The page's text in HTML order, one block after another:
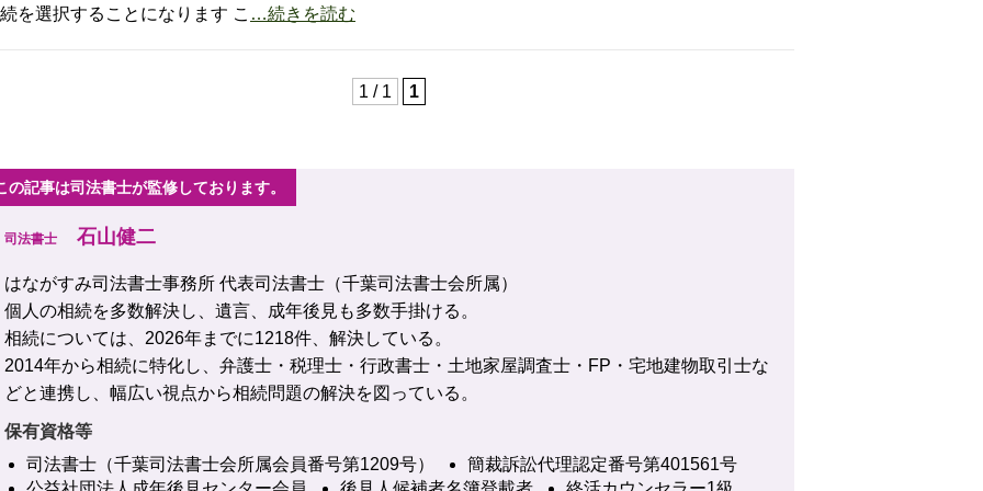
を選択することになります こ …続きを読む
1 / 1 1
の記事は司法書士が監修しております。
司法書士 石山健二
はながすみ司法書士事務所 代表司法書士（千葉司法書士会所属）
個人の相続を多数解決し、遺言、成年後見も多数手掛ける。
相続については、2026年までに1218件、解決している。
2014年から相続に特化し、弁護士・税理士・行政書士・土地家屋調査士・FP・宅地建物取引士な
どと連携し、幅広い視点から相続問題の解決を図っている。
保有資格等
司法書士（千葉司法書士会所属会員番号第1209号）
簡裁訴訟代理認定番号第401561号